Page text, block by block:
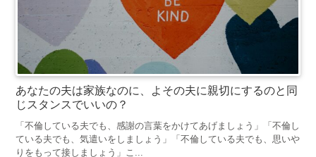
あなたの夫は家族なのに、よその夫に親切にするのと同
じスタンスでいいの？
「不倫している夫でも、感謝の言葉をかけてあげましょう」「不倫し
ている夫でも、気遣いをしましょう」「不倫している夫でも、思いや
りをもって接しましょう」こ...